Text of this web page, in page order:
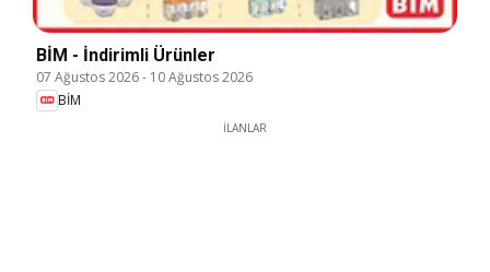
BİM - İndirimli Ürünler
07 Ağustos 2026- 10 Ağustos 2026
BİM
İLANLAR